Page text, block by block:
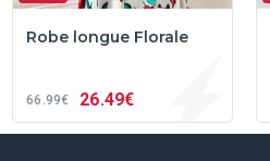
Robe longue Florale
66 99€ 26 49€